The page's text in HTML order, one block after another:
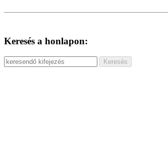
Keresés a honlapon: